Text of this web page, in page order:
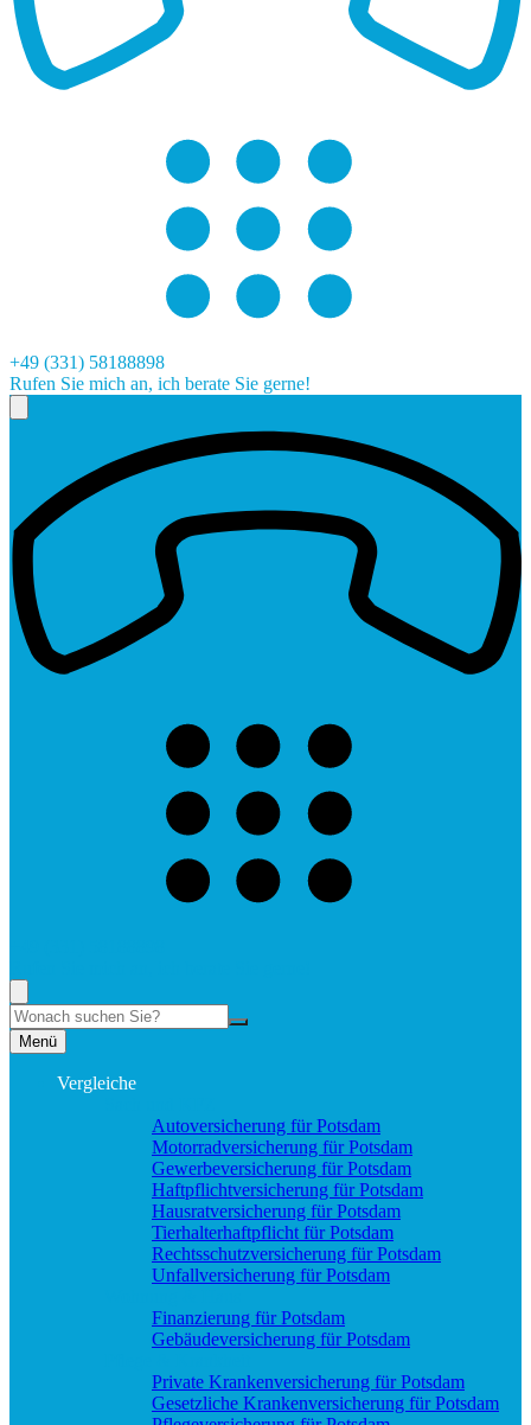
+49 (331) 58188898
Rufen Sie mich an, ich berate Sie gerne!
Suche
Menü
Vergleiche
Autoversicherung für Potsdam
Motorradversicherung für Potsdam
Gewerbeversicherung für Potsdam
Haftpflichtversicherung für Potsdam
Hausratversicherung für Potsdam
Tierhalterhaftpflicht für Potsdam
Rechtsschutzversicherung für Potsdam
Unfallversicherung für Potsdam
Finanzierung für Potsdam
Gebäudeversicherung für Potsdam
Private Krankenversicherung für Potsdam
Gesetzliche Krankenversicherung für Potsdam